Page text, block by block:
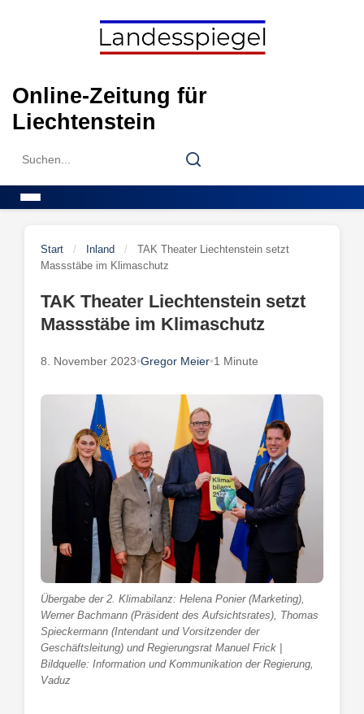
Online-Zeitung für
Liechtenstein
Search
Search
Start / Inland /
TAK Theater Liechtenstein setzt
Massstäbe im Klimaschutz
TAK Theater Liechtenstein setzt
Massstäbe im Klimaschutz
8. November 2023•Gregor Meier•1 Minute
Übergabe der 2. Klimabilanz: Helena Ponier (Marketing),
Werner Bachmann (Präsident des Aufsichtsrates), Thomas
Spieckermann (Intendant und Vorsitzender der
Geschäftsleitung) und Regierungsrat Manuel Frick |
Bildquelle: Information und Kommunikation der Regierung,
Vaduz